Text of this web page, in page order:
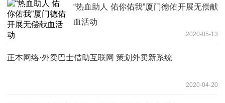
“热血助人 佑你佑我”厦门德佑开展无偿献
血活动
2020-05-13
正本网络·外卖巴士借助互联网 策划外卖新系统
2020-04-20